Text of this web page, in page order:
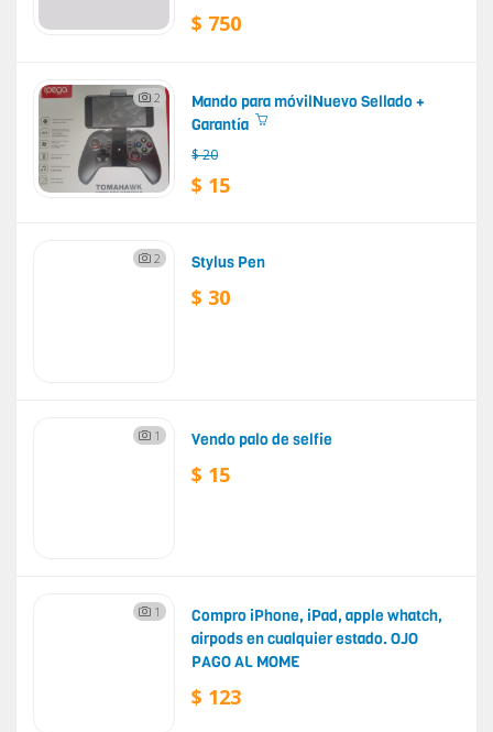
$ 750
2
Mando para móvilNuevo Sellado +
Garantía
$ 20
$ 15
2 Stylus Pen
$ 30
1 Vendo palo de selfie
$ 15
1
Compro iPhone, iPad, apple whatch,
airpods en cualquier estado. OJO
PAGO AL MOME
$ 123